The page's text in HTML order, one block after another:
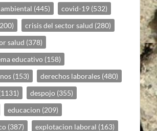
(445) covid-19 (532)
crisis del sector salud (280)
salud (378)
educativo (158)
(153) derechos laborales (480)
despojo (355)
educacion (209)
(387) explotacion laboral (163)